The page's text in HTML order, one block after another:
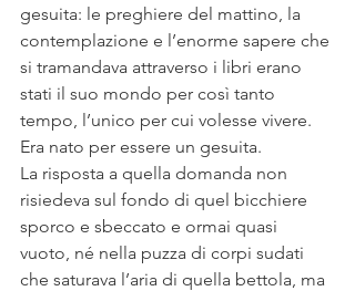
gesuita: le preghiere del mattino, la
contemplazione e l’enorme sapere che
si tramandava attraverso i libri erano
stati il suo mondo per così tanto
tempo, l’unico per cui volesse vivere.
Era nato per essere un gesuita.
La risposta a quella domanda non
risiedeva sul fondo di quel bicchiere
sporco e sbeccato e ormai quasi
vuoto, né nella puzza di corpi sudati
che saturava l’aria di quella bettola, ma